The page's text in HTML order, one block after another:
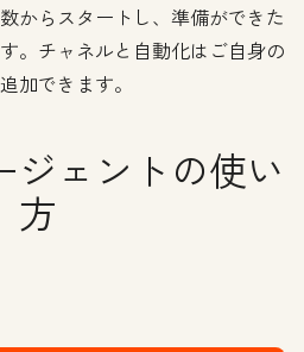
からスタートし、準備ができた
。チャネルと自動化はご自身の
加できます。
ジェントの使い
方